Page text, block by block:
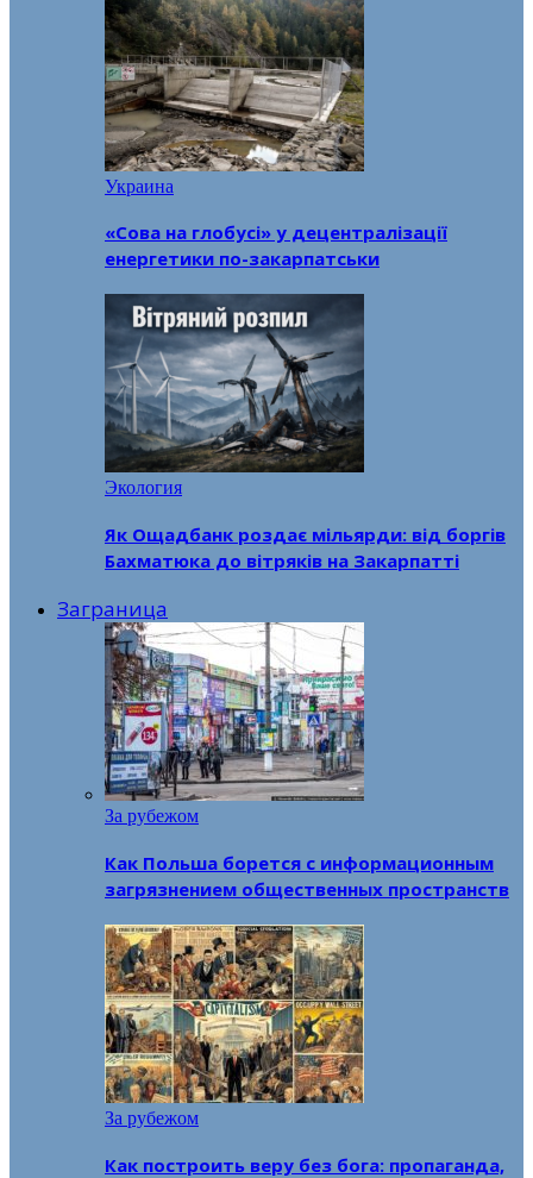
Украина
«Сова на глобусі» у децентралізації
енергетики по-закарпатськи
Экология
Як Ощадбанк роздає мільярди: від боргів
Бахматюка до вітряків на Закарпатті
Заграница
За рубежом
Как Польша борется с информационным
загрязнением общественных пространств
За рубежом
Как построить веру без бога: пропаганда,